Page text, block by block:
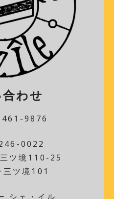
わせ
9876
0022
ツ境110-25
三ツ境101
シェ・イル